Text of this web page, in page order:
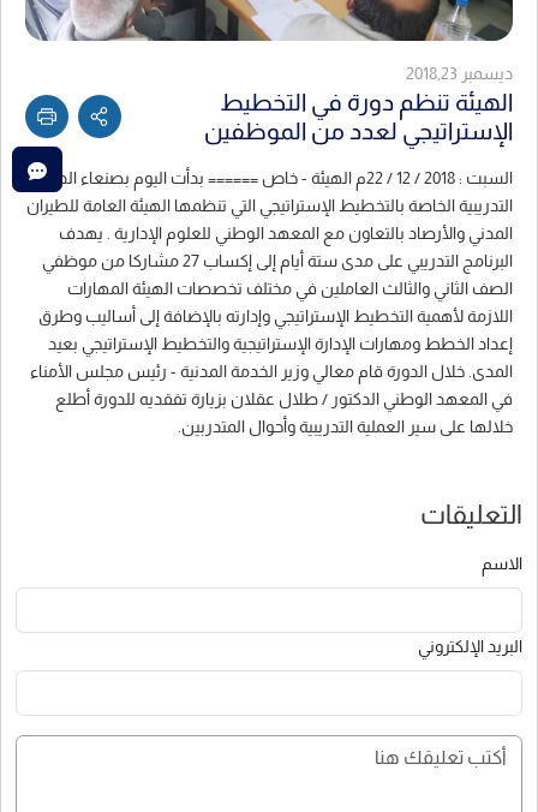
ديسمبر 2018,23
الهيئة تنظم دورة في التخطيط
الإستراتيجي لعدد من الموظفين
السبت : 2018 / 12 / 22م الهيئة - خاص ====== بدأت اليوم بصنعاء الدورة
التدريبية الخاصة بالتخطيط الإستراتيجي التي تنظمها الهيئة العامة للطيران
المدني والأرصاد بالتعاون مع المعهد الوطني للعلوم الإدارية . يهدف
البرنامج التدريبي على مدى ستة أيام إلى إكساب 27 مشاركا من موظفي
الصف الثاني والثالث العاملين في مختلف تخصصات الهيئة المهارات
اللازمة لأهمية التخطيط الإستراتيجي وإدارته بالإضافة إلى أساليب وطرق
إعداد الخطط ومهارات الإدارة الإستراتيجية والتخطيط الإستراتيجي بعيد
المدى. خلال الدورة قام معالي وزير الخدمة المدنية - رئيس مجلس الأمناء
في المعهد الوطني الدكتور / طلال عقلان بزيارة تفقديه للدورة أطلع
خلالها على سير العملية التدريبية وأحوال المتدربين.
التعليقات
الاسم
البريد الإلكتروني